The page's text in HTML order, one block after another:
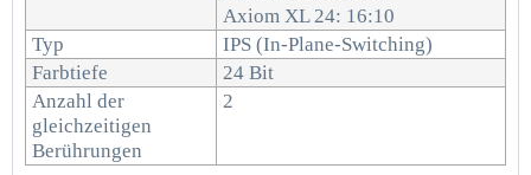
Axiom XL 24: 16:10
Typ
IPS (In-Plane-Switching)
Farbtiefe
24 Bit
Anzahl der
gleichzeitigen
Berührungen
2